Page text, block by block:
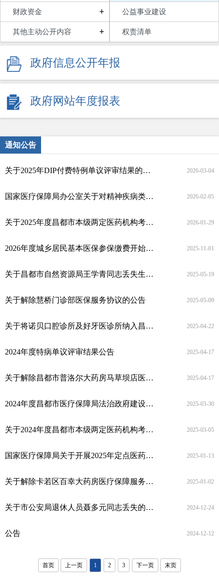
财政资金 + 公益事业建设
其他主动公开内容 + 权责清单
政府信息公开年报
政府网站年度报表
通知公告
关于2025年DIP付费特例单议评审结果的公示 2026-03-04
国家医疗保障局办公室关于对精神疾病类医保定点医疗机构开展集体约谈的通知 2026-02-05
关于2025年度昌都市本级两定医药机构考核（DIP）结果的公示 2026-01-29
2026年度城乡居民基本医保参保缴费开始了！ 2025-11-01
关于昌都市自然资源局王学青同志丢失生育保险报销票据的公示 2025-05-19
关于解除慧桥门诊部医保服务协议的公告 2025-05-09
关于将诺贝口腔诊所及好牙医诊所纳入昌都市医保定点医疗机构的公示 2025-04-22
2024年度特病单议评审结果公告 2025-04-17
关于解除昌都市普洛尔大药房马草坝店医保服务协议的公告 2025-04-17
2024年度昌都市医疗保障局法治政府建设情况报告 2025-03-30
关于2024年度昌都市本级两定医药机构考核结果的公示 2025-03-05
国家医疗保障局关于开展2025年定点医药机构违法违规使用医保基金自查自纠工作的通知 2025-01-13
关于解除卡若区百幸大药房医疗保障服务协议的公告 2025-01-02
关于市公安局退休人员聂多元同志丢失的国谈药品报销单公示 2024-12-24
公告 2024-12-12
首页 上一页 1 2 3 下一页 末页